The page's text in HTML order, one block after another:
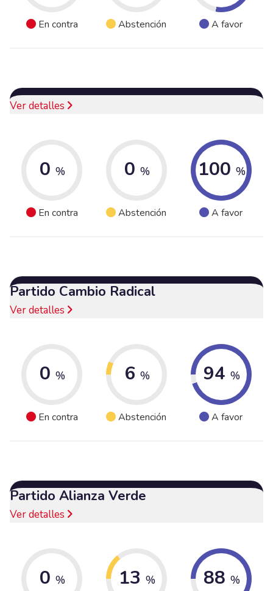
En contra Abstención A favor
Ver detalles
0 %
En contra
0 %
Abstención
100 %
A favor
Partido Cambio Radical
Ver detalles
0 %
En contra
6 %
Abstención
94 %
A favor
Partido Alianza Verde
Ver detalles
0 % 13 % 88 %